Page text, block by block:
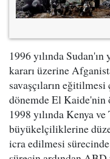
1996 yılında Sudan'ın
kararı üzerine
savaşçıların
dönemde El
1998 yılında Kenya
büyükelçiliklerine
icra edilmesi